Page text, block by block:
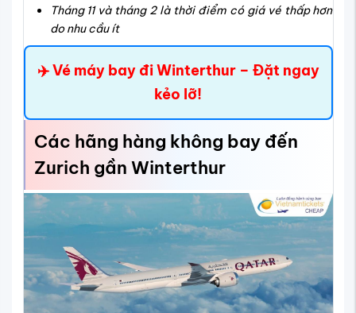
Tháng 11 và tháng 2 là thời điểm có giá vé thấp hơn
do nhu cầu ít
✈️ Vé máy bay đi Winterthur – Đặt ngay
kẻo lỡ!
Các hãng hàng không bay đến
Zurich gần Winterthur